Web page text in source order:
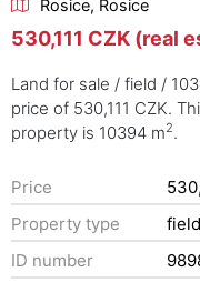
Rosice, Rosice
530,111 CZK (real
Land for sale / field /
price of 530,111 CZK.
property is 10394 m2.
Price
Property type
field
ID number